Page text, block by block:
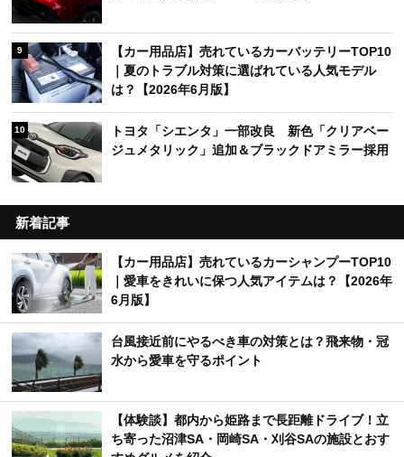
9
【カー用品店】売れているカーバッテリーTOP10
｜夏のトラブル対策に選ばれている人気モデル
は？【2026年6月版】
10
トヨタ「シエンタ」一部改良 新色「クリアベー
ジュメタリック」追加＆ブラックドアミラー採用
新着記事
【カー用品店】売れているカーシャンプーTOP10
｜愛車をきれいに保つ人気アイテムは？【2026年
6月版】
台風接近前にやるべき車の対策とは？飛来物・冠
水から愛車を守るポイント
【体験談】都内から姫路まで長距離ドライブ！立
ち寄った沼津SA・岡崎SA・刈谷SAの施設とおす